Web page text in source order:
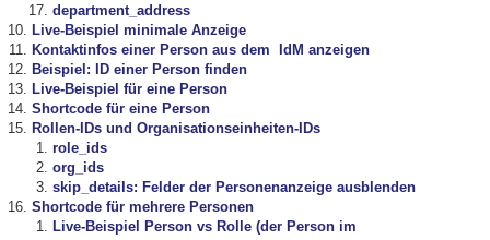
department_address
Live-Beispiel minimale Anzeige
Kontaktinfos einer Person aus dem IdM anzeigen
Beispiel: ID einer Person finden
Live-Beispiel für eine Person
Shortcode für eine Person
Rollen-IDs und Organisationseinheiten-IDs
role_ids
org_ids
skip_details: Felder der Personenanzeige ausblenden
Shortcode für mehrere Personen
Live-Beispiel Person vs Rolle (der Person im